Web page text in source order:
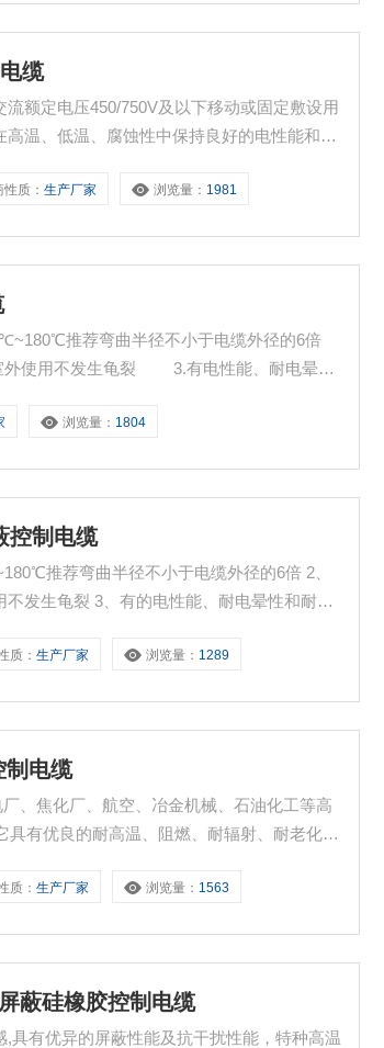
缆
额定电压450/750V及以下移动或固定敷设用
温、低温、腐蚀性中保持良好的电性能和柔
性质：生产厂家 浏览量： 1981
推荐弯曲半径不小于电缆外径的6倍
外使用不发生龟裂 3.有电性能、耐电晕性
浏览量： 1804
控制电缆
推荐弯曲半径不小于电缆外径的6倍 2、
发生龟裂 3、有的电性能、耐电晕性和耐电
低表面活性和低吸湿性性能。
质：生产厂家 浏览量： 1289
制电缆
、焦化厂、航空、冶金机械、石油化工等高
有优良的耐高温、阻燃、耐辐射、耐老化、
质：生产厂家 浏览量： 1563
蔽硅橡胶控制电缆
具有优异的屏蔽性能及抗干扰性能，特种高温